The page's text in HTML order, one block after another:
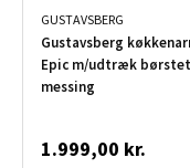
GUSTAVSBERG
Gustavsberg
Epic m/udtræk børstet
messing
1.999,00 kr.